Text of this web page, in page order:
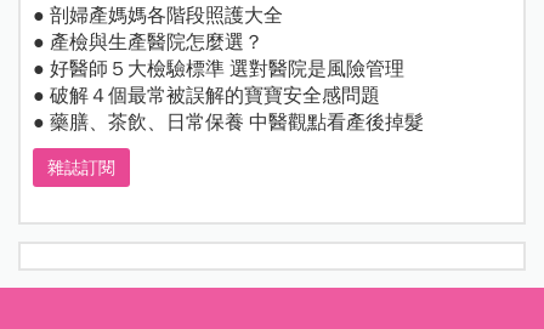
● 剖婦產媽媽各階段照護大全
● 產檢與生產醫院怎麼選？
● 好醫師５大檢驗標準 選對醫院是風險管理
● 破解４個最常被誤解的寶寶安全感問題
● 藥膳、茶飲、日常保養 中醫觀點看產後掉髮
雜誌訂閱